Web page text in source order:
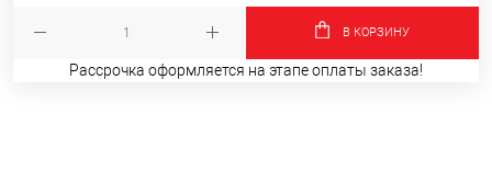
В КОРЗИНУ
Рассрочка оформляется на этапе оплаты заказа!